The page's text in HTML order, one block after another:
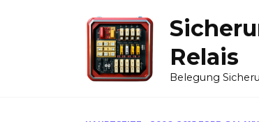
Relais
Belegung